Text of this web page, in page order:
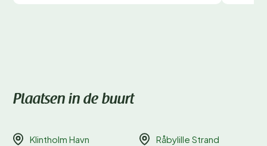
Plaatsen in de buurt
Klintholm Havn Råbylille Strand